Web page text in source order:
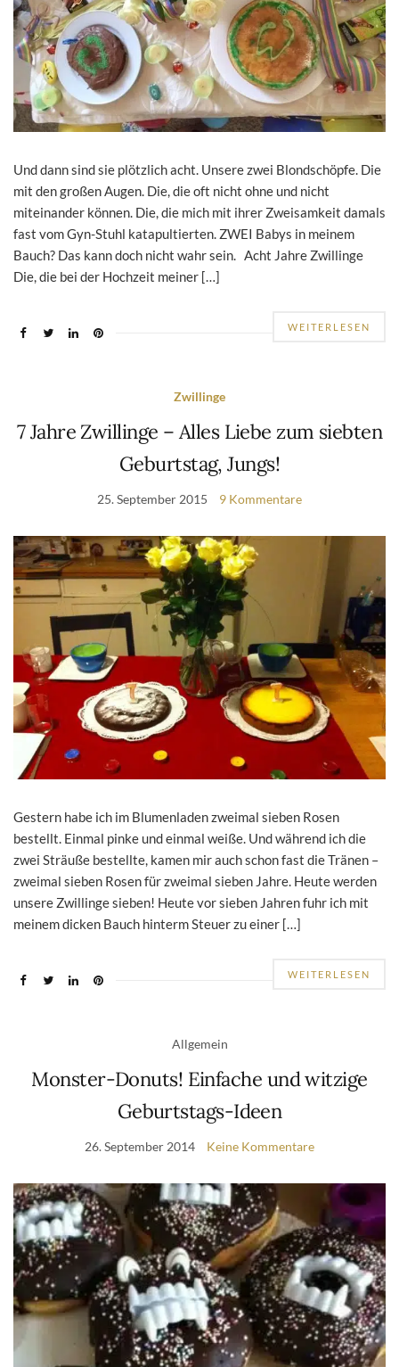
Und dann sind sie plötzlich acht. Unsere zwei Blondschöpfe. Die
mit den großen Augen. Die, die oft nicht ohne und nicht
miteinander können. Die, die mich mit ihrer Zweisamkeit damals
fast vom Gyn-Stuhl katapultierten. ZWEI Babys in meinem
Bauch? Das kann doch nicht wahr sein. Acht Jahre Zwillinge
Die, die bei der Hochzeit meiner […]
WEITERLESEN
Zwillinge
7 Jahre Zwillinge – Alles Liebe zum siebten
Geburtstag, Jungs!
25. September 2015 9 Kommentare
Gestern habe ich im Blumenladen zweimal sieben Rosen
bestellt. Einmal pinke und einmal weiße. Und während ich die
zwei Sträuße bestellte, kamen mir auch schon fast die Tränen –
zweimal sieben Rosen für zweimal sieben Jahre. Heute werden
unsere Zwillinge sieben! Heute vor sieben Jahren fuhr ich mit
meinem dicken Bauch hinterm Steuer zu einer […]
WEITERLESEN
Allgemein
Monster-Donuts! Einfache und witzige
Geburtstags-Ideen
26. September 2014 Keine Kommentare